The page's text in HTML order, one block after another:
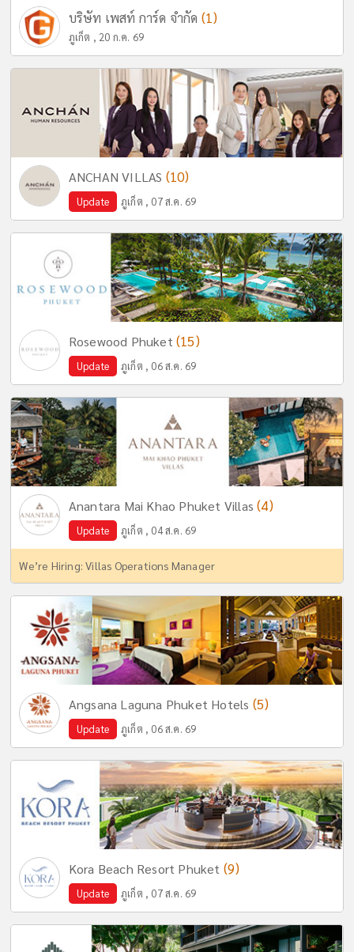
บริษัท เพสท์ การ์ด จำกัด (1)
ภูเก็ต , 20 ก.ค. 69
ANCHAN VILLAS (10)
Update ภูเก็ต , 07 ส.ค. 69
Rosewood Phuket (15)
Update ภูเก็ต , 06 ส.ค. 69
Anantara Mai Khao Phuket Villas(4)
Update ภูเก็ต , 04 ส.ค. 69
We’re Hiring: Villas Operations Manager
Angsana Laguna Phuket Hotels (5)
Update ภูเก็ต , 06 ส.ค. 69
Kora Beach Resort Phuket (9)
Update ภูเก็ต , 07 ส.ค. 69